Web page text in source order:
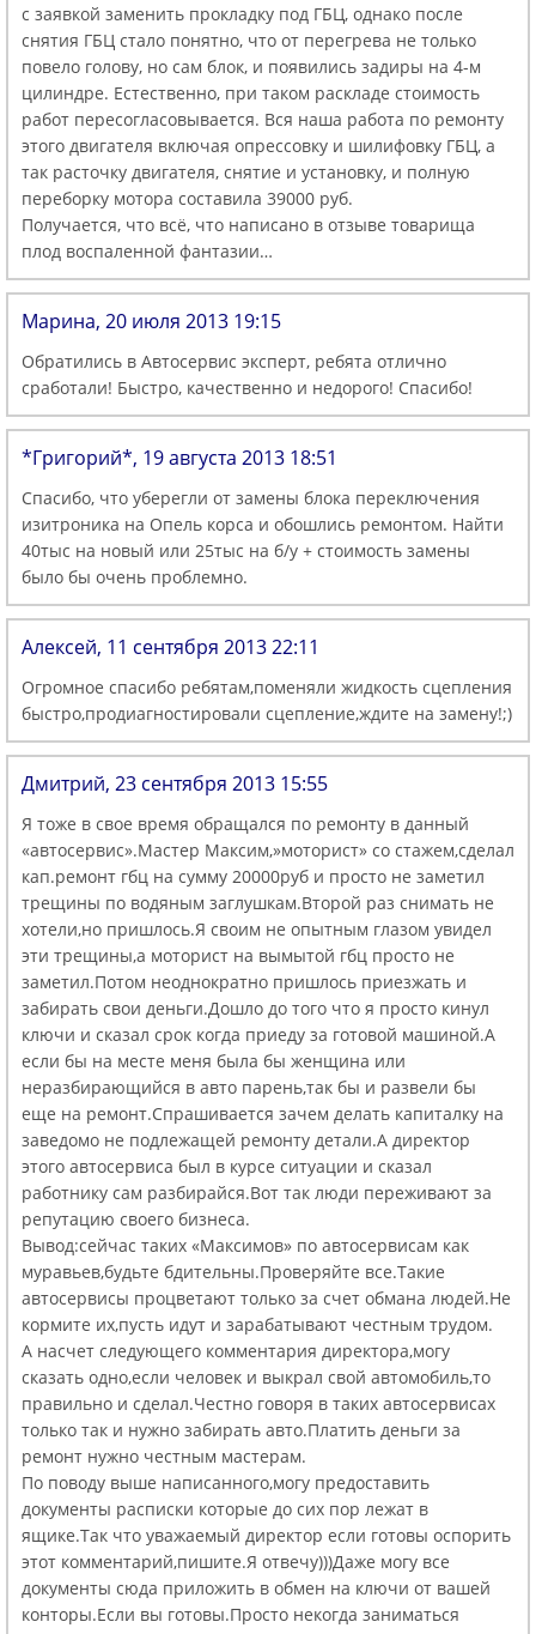
с заявкой заменить прокладку под ГБЦ, однако после
снятия ГБЦ стало понятно, что от перегрева не только
повело голову, но сам блок, и появились задиры на 4-м
цилиндре. Естественно, при таком раскладе стоимость
работ пересогласовывается. Вся наша работа по ремонту
этого двигателя включая опрессовку и шилифовку ГБЦ, а
так расточку двигателя, снятие и установку, и полную
переборку мотора составила 39000 руб.
Получается, что всё, что написано в отзыве товарища
плод воспаленной фантазии…
Марина, 20 июля 2013 19:15
Обратились в Автосервис эксперт, ребята отлично
сработали! Быстро, качественно и недорого! Спасибо!
*Григорий*, 19 августа 2013 18:51
Спасибо, что уберегли от замены блока переключения
изитроника на Опель корса и обошлись ремонтом. Найти
40тыс на новый или 25тыс на б/у + стоимость замены
было бы очень проблемно.
Алексей, 11 сентября 2013 22:11
Огромное спасибо ребятам,поменяли жидкость сцепления
быстро,продиагностировали сцепление,ждите на замену!;)
Дмитрий, 23 сентября 2013 15:55
Я тоже в свое время обращался по ремонту в данный
«автосервис».Мастер Максим,»моторист» со стажем,сделал
кап.ремонт гбц на сумму 20000руб и просто не заметил
трещины по водяным заглушкам.Второй раз снимать не
хотели,но пришлось.Я своим не опытным глазом увидел
эти трещины,а моторист на вымытой гбц просто не
заметил.Потом неоднократно пришлось приезжать и
забирать свои деньги.Дошло до того что я просто кинул
ключи и сказал срок когда приеду за готовой машиной.А
если бы на месте меня была бы женщина или
неразбирающийся в авто парень,так бы и развели бы
еще на ремонт.Спрашивается зачем делать капиталку на
заведомо не подлежащей ремонту детали.А директор
этого автосервиса был в курсе ситуации и сказал
работнику сам разбирайся.Вот так люди переживают за
репутацию своего бизнеса.
Вывод:сейчас таких «Максимов» по автосервисам как
муравьев,будьте бдительны.Проверяйте все.Такие
автосервисы процветают только за счет обмана людей.Не
кормите их,пусть идут и зарабатывают честным трудом.
А насчет следующего комментария директора,могу
сказать одно,если человек и выкрал свой автомобиль,то
правильно и сделал.Честно говоря в таких автосервисах
только так и нужно забирать авто.Платить деньги за
ремонт нужно честным мастерам.
По поводу выше написанного,могу предоставить
документы расписки которые до сих пор лежат в
ящике.Так что уважаемый директор если готовы оспорить
этот комментарий,пишите.Я отвечу)))Даже могу все
документы сюда приложить в обмен на ключи от вашей
конторы.Если вы готовы.Просто некогда заниматься